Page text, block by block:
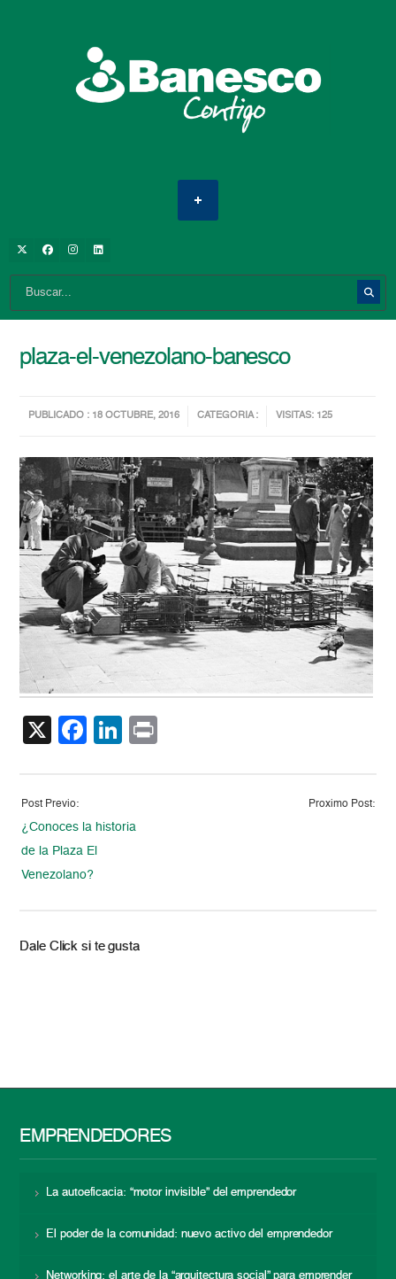
plaza-el-venezolano-banesco
PUBLICADO : 18 OCTUBRE, 2016 CATEGORIA : VISITAS: 125
X Facebook
LinkedIn
Post Previo:
¿Conoces la historia
de la Plaza El
Venezolano?
Proximo Post:
Dale Click si te gusta
EMPRENDEDORES
La autoeficacia: “motor invisible” del emprendedor
El poder de la comunidad: nuevo activo del emprendedor
Networking: el arte de la “arquitectura social” para emprender